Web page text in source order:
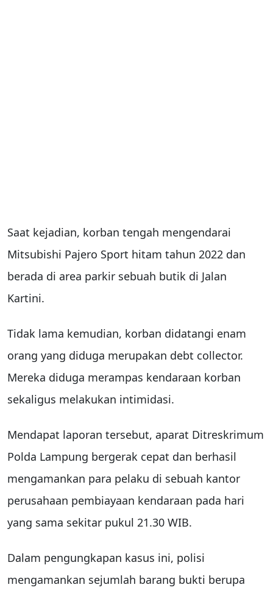
Saat kejadian, korban tengah mengendarai
Mitsubishi Pajero Sport hitam tahun 2022 dan
berada di area parkir sebuah butik di Jalan
Kartini.
Tidak lama kemudian, korban didatangi enam
orang yang diduga merupakan debt collector.
Mereka diduga merampas kendaraan korban
sekaligus melakukan intimidasi.
Mendapat laporan tersebut, aparat Ditreskrimum
Polda Lampung bergerak cepat dan berhasil
mengamankan para pelaku di sebuah kantor
perusahaan pembiayaan kendaraan pada hari
yang sama sekitar pukul 21.30 WIB.
Dalam pengungkapan kasus ini, polisi
mengamankan sejumlah barang bukti berupa